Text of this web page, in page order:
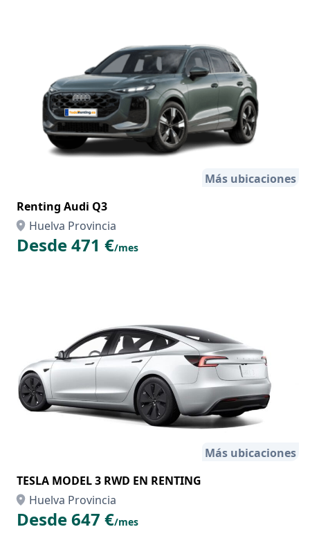
Más ubicaciones
Renting Audi Q3
Huelva Provincia
Desde 471 €/mes
Más ubicaciones
TESLA MODEL 3 RWD EN RENTING
Huelva Provincia
Desde 647 €/mes